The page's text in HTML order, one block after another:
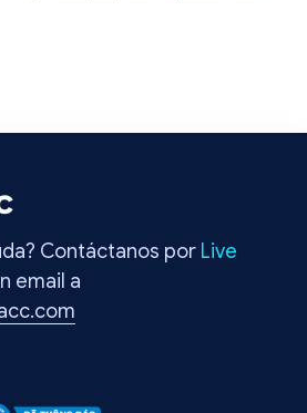
Así que sigue leyendo. La mejor
Contáctanos por Live
email a